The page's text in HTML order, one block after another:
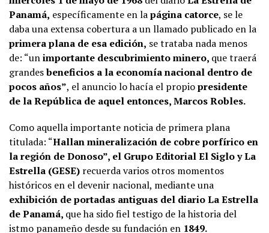
Panamá, específicamente en lapágina catorce, se le
daba una extensa cobertura a un llamado publicado en la
primera plana de esa edición, se trataba nada menos
de: “unimportante descubrimiento minero, que traerá
grandesbeneficios a la economía nacional dentro de
pocos años”, el anuncio lo hacía el propiopresidente
de la República de aquel entonces, Marcos Robles.
Como aquella importante noticia de primera plana
titulada: “Hallan mineralización de cobre porfírico en
la región de Donoso”, el Grupo Editorial El Siglo y La
Estrella (GESE) recuerda varios otros momentos
históricos en el devenir nacional, mediante una
exhibición de portadas antiguas del diario La Estrella
de Panamá, que ha sido fiel testigo de la historia del
istmo panameño desde su fundación en 1849.